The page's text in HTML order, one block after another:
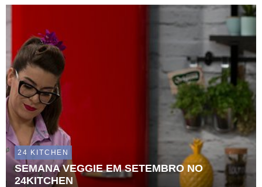
episódios especiais de “COMTRADIÇÃO” e o primeiro
24 KITCHEN
SEMANA VEGGIE EM SETEMBRO NO
24KITCHEN